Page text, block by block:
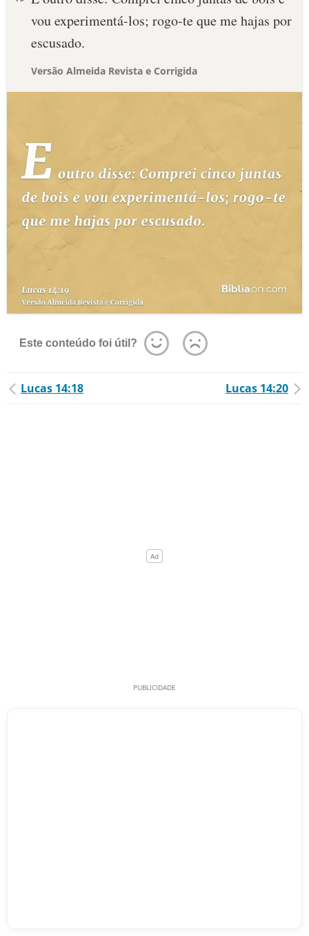
vou experimentá-los; rogo-te que me hajas por
escusado.
Versão Almeida Revista e Corrigida
Este conteúdo foi útil?
Lucas 14:18 Lucas 14:20